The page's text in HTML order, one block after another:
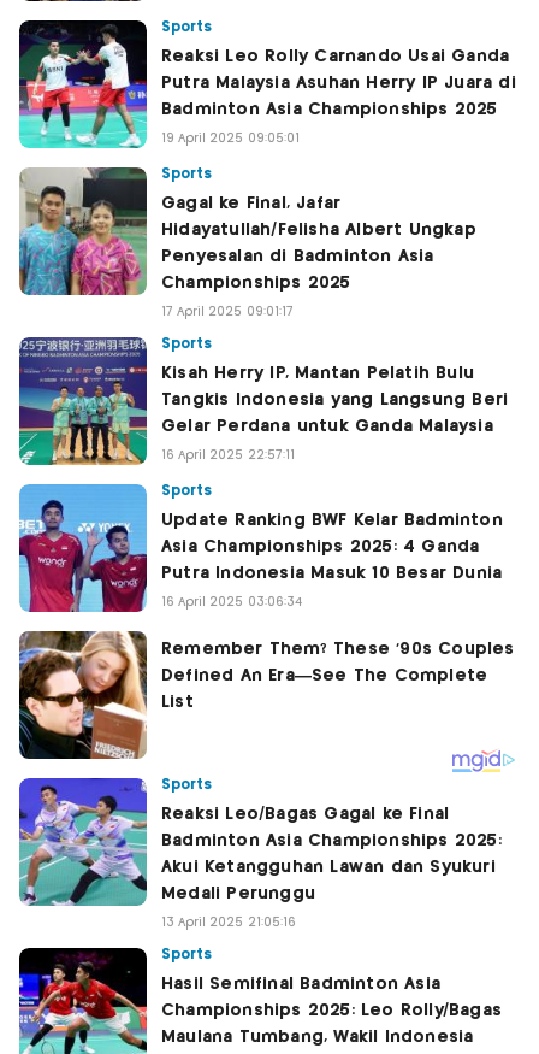
Sports
Reaksi Leo Rolly Carnando Usai Ganda
Putra Malaysia Asuhan Herry IP Juara di
Badminton Asia Championships 2025
19 April 2025 09:05:01
Sports
Gagal ke Final, Jafar
Hidayatullah/Felisha Albert Ungkap
Penyesalan di Badminton Asia
Championships 2025
17 April 2025 09:01:17
Sports
Kisah Herry IP, Mantan Pelatih Bulu
Tangkis Indonesia yang Langsung Beri
Gelar Perdana untuk Ganda Malaysia
16 April 2025 22:57:11
Sports
Update Ranking BWF Kelar Badminton
Asia Championships 2025: 4 Ganda
Putra Indonesia Masuk 10 Besar Dunia
16 April 2025 03:06:34
Sports
Reaksi Leo/Bagas Gagal ke Final
Badminton Asia Championships 2025:
Akui Ketangguhan Lawan dan Syukuri
Medali Perunggu
13 April 2025 21:05:16
Sports
Hasil Semifinal Badminton Asia
Championships 2025: Leo Rolly/Bagas
Maulana Tumbang, Wakil Indonesia